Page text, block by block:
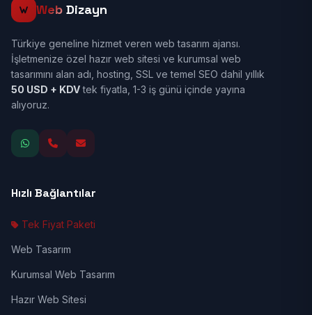
Web Dizayn
Türkiye geneline hizmet veren web tasarım ajansı.
İşletmenize özel hazır web sitesi ve kurumsal web
tasarımını alan adı, hosting, SSL ve temel SEO dahil yıllık
50 USD + KDVtek fiyatla, 1-3 iş günü içinde yayına
alıyoruz.
Hızlı Bağlantılar
Tek Fiyat Paketi
Web Tasarım
Kurumsal Web Tasarım
Hazır Web Sitesi